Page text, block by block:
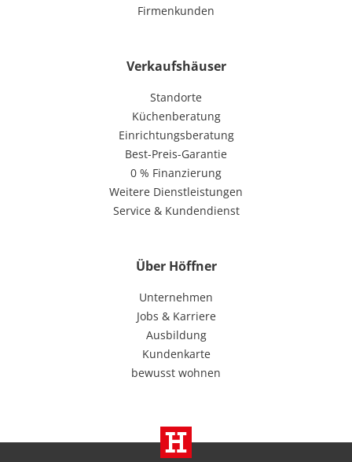
Firmenkunden
Verkaufshäuser
Standorte
Küchenberatung
Einrichtungsberatung
Best-Preis-Garantie
0 % Finanzierung
Weitere Dienstleistungen
Service & Kundendienst
Über Höffner
Unternehmen
Jobs & Karriere
Ausbildung
Kundenkarte
bewusst wohnen